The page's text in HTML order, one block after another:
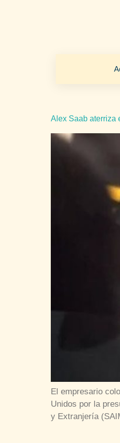
Alex Saab aterriza
El empresario
Unidos por la
y Extranjería